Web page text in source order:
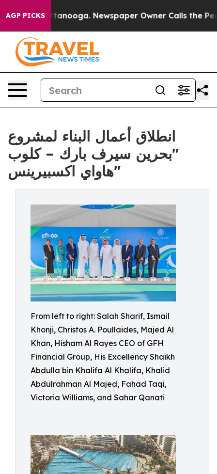
AGP PICKS
Chattanooga. Newspaper Owner Calls the People
انطلاق أعمال البناء لمشروع
"بحرين سيرف بارك – كلوب
هاواي اكسبيرينس"
From left to right: Salah Sharif, Ismail
Khonji, Christos A. Poullaides, Majed Al
Khan, Hisham Al Rayes CEO of GFH
Financial Group, His Excellency Shaikh
Abdulla bin Khalifa Al Khalifa, Khalid
Abdulrahman Al Majed, Fahad Taqi,
Victoria Williams, and Sahar Qanati